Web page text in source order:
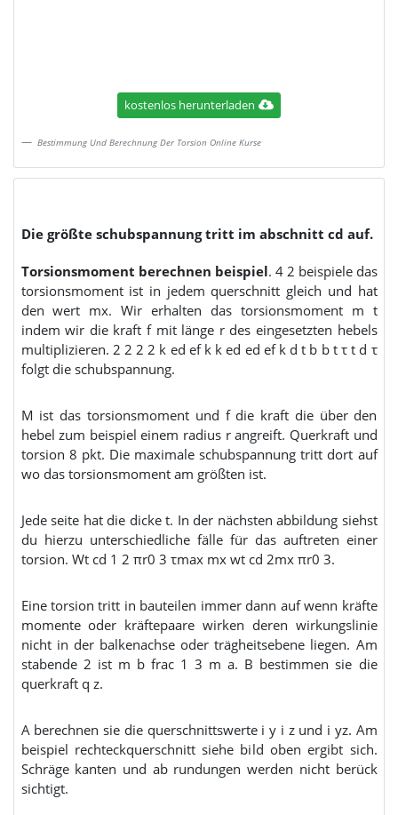
kostenlos herunterladen
Bestimmung Und Berechnung Der Torsion Online Kurse
Die größte schubspannung tritt im abschnitt cd auf.
Torsionsmoment berechnen beispiel. 4 2 beispiele das
torsionsmoment ist in jedem querschnitt gleich und hat
den wert mx. Wir erhalten das torsionsmoment m t
indem wir die kraft f mit länge r des eingesetzten hebels
multiplizieren. 2 2 2 2 k ed ef k k ed ed ef k d t b b t τ t d τ
folgt die schubspannung.
M ist das torsionsmoment und f die kraft die über den
hebel zum beispiel einem radius r angreift. Querkraft und
torsion 8 pkt. Die maximale schubspannung tritt dort auf
wo das torsionsmoment am größten ist.
Jede seite hat die dicke t. In der nächsten abbildung siehst
du hierzu unterschiedliche fälle für das auftreten einer
torsion. Wt cd 1 2 πr0 3 τmax mx wt cd 2mx πr0 3.
Eine torsion tritt in bauteilen immer dann auf wenn kräfte
momente oder kräftepaare wirken deren wirkungslinie
nicht in der balkenachse oder trägheitsebene liegen. Am
stabende 2 ist m b frac 1 3 m a. B bestimmen sie die
querkraft q z.
A berechnen sie die querschnittswerte i y i z und i yz. Am
beispiel rechteckquerschnitt siehe bild oben ergibt sich.
Schräge kanten und ab rundungen werden nicht berück
sichtigt.